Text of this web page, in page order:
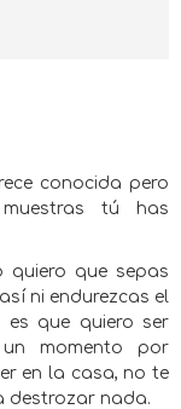
conocida pero
tú has
quiero que sepas
ni endurezcas el
que quiero ser
momento por
en la casa, no te
destrozar nada.